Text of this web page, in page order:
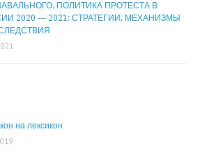
ПОЛИТИКА ПРОТЕСТА В
2020 — 2021: СТРАТЕГИИ, МЕХАНИЗМЫ
на лексикон